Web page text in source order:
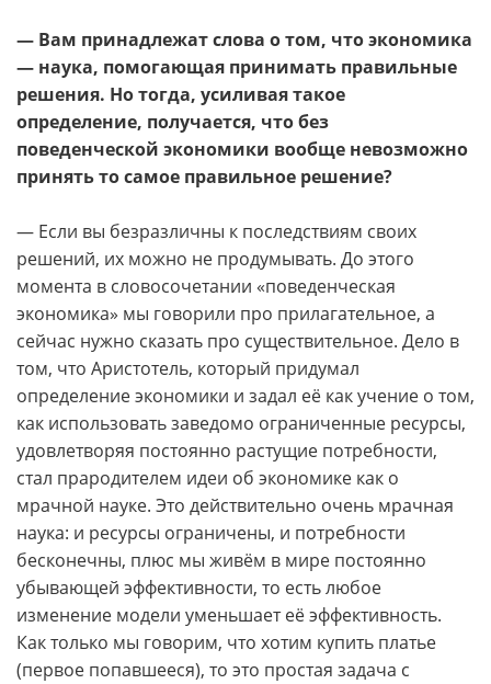
— Вам принадлежат слова о том, что экономика
— наука, помогающая принимать правильные
решения. Но тогда, усиливая такое
определение, получается, что без
поведенческой экономики вообще невозможно
принять то самое правильное решение?
— Если вы безразличны к последствиям своих
решений, их можно не продумывать. До этого
момента в словосочетании «поведенческая
экономика» мы говорили про прилагательное, а
сейчас нужно сказать про существительное. Дело в
том, что Аристотель, который придумал
определение экономики и задал её как учение о том,
как использовать заведомо ограниченные ресурсы,
удовлетворяя постоянно растущие потребности,
стал прародителем идеи об экономике как о
мрачной науке. Это действительно очень мрачная
наука: и ресурсы ограничены, и потребности
бесконечны, плюс мы живём в мире постоянно
убывающей эффективности, то есть любое
изменение модели уменьшает её эффективность.
Как только мы говорим, что хотим купить платье
(первое попавшееся), то это простая задача с